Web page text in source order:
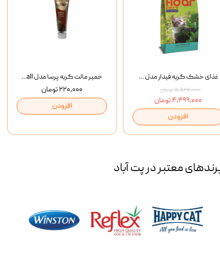
خمیر مالت گربه پرسا مدل Anti Hairball وزن 110 گرم
۲۲۰,۰۰۰ تومان
افزودن
غذای خشک گربه فیدار مدل Adult وزن 10 کیلوگرم
۵,۵۲۵,۰۰۰ تومان
۴,۴۹۹,۰۰۰ تومان
افزودن
معتبر در پت آباد